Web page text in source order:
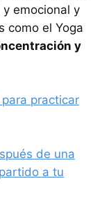
emocional y
como el Yoga
y
practicar
de una
a tu